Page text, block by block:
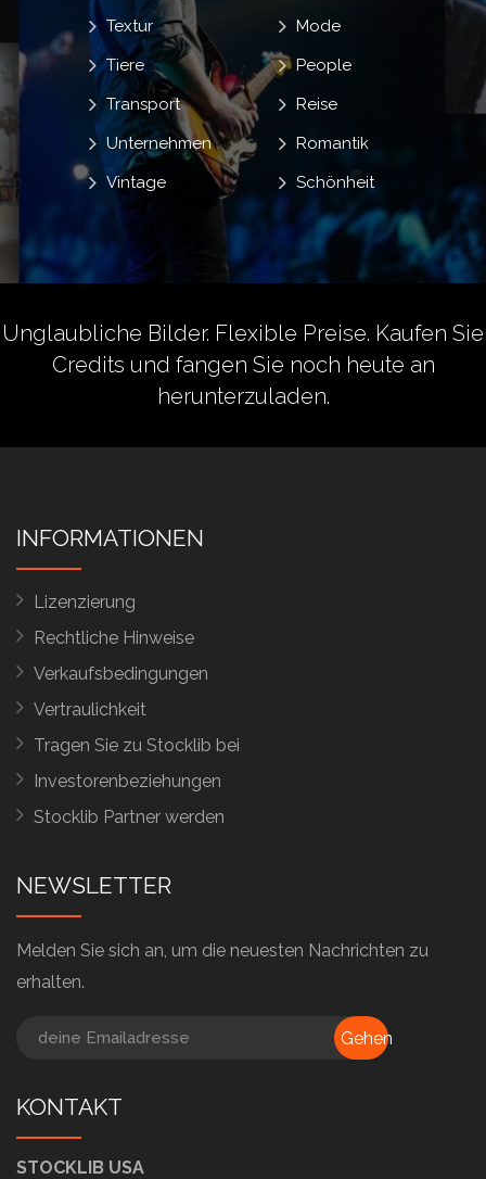
Mode
People
Reise
Romantik
Schönheit
Textur
Tiere
Transport
Unternehmen
Vintage
Unglaubliche Bilder. Flexible Preise. Kaufen Sie
Credits und fangen Sie noch heute an
herunterzuladen.
INFORMATIONEN
Lizenzierung
Rechtliche Hinweise
Verkaufsbedingungen
Vertraulichkeit
Tragen Sie zu Stocklib bei
Investorenbeziehungen
Stocklib Partner werden
NEWSLETTER
Melden Sie sich an, um die neuesten Nachrichten zu
erhalten.
Gehen
KONTAKT
STOCKLIB USA